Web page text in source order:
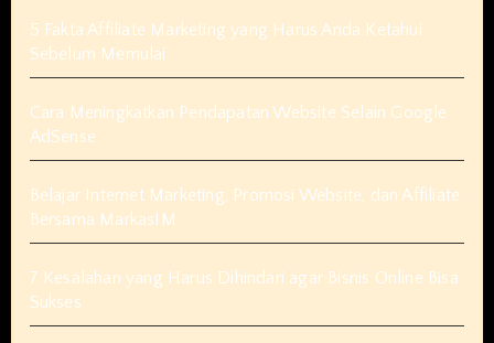
5 Fakta Affiliate Marketing yang Harus Anda Ketahui
Sebelum Memulai
Cara Meningkatkan Pendapatan Website Selain Google
AdSense
Belajar Internet Marketing, Promosi Website, dan Affiliate
Bersama MarkasIM
7 Kesalahan yang Harus Dihindari agar Bisnis Online Bisa
Sukses